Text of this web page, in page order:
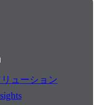
リューション